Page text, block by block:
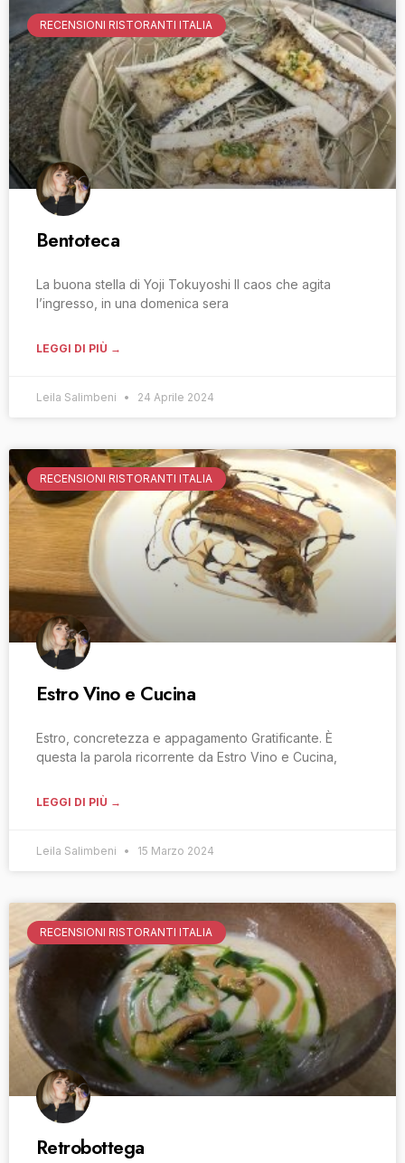
RECENSIONI RISTORANTI ITALIA
Bentoteca
La buona stella di Yoji Tokuyoshi Il caos che agita
l’ingresso, in una domenica sera
LEGGI DI PIÙ →
Leila Salimbeni 24 Aprile 2024
RECENSIONI RISTORANTI ITALIA
Estro Vino e Cucina
Estro, concretezza e appagamento Gratificante. È
questa la parola ricorrente da Estro Vino e Cucina,
LEGGI DI PIÙ →
Leila Salimbeni 15 Marzo 2024
RECENSIONI RISTORANTI ITALIA
Retrobottega